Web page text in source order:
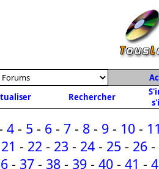
Rechercher
4 - 5 - 6 - 7 - 8 - 9 - 10 -
21 - 22 - 23 - 24 - 25 - 26 -
- 37 - 38 - 39 - 40 - 41 -